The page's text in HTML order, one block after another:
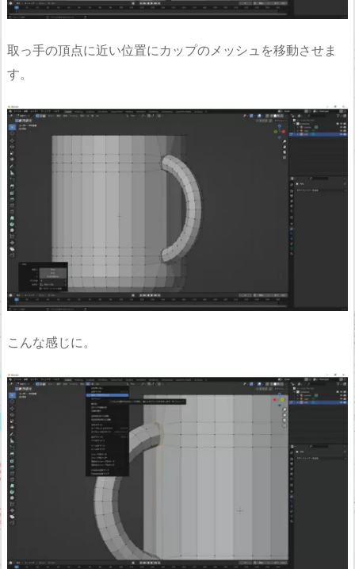
取っ手の頂点に近い位置にカップのメッシュを移動させま
す。
こんな感じに。